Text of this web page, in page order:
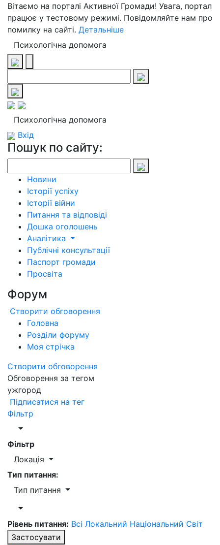
Вітаємо на порталі Активної Громади! Увага, портал
працює у тестовому режимі. Повідомляйте нам про
помилку на сайті. Детальніше
Психологічна допомога
Психологічна допомога
Вхід
Пошук по сайту:
Новини
Історії успіху
Історії війни
Питання та відповіді
Дошка оголошень
Аналітика
Публічні консультації
Паспорт громади
Просвіта
Форум
Створити обговорення
Головна
Розділи форуму
Моя стрічка
Створити обговорення
Обговорення за тегом
ужгород
Підписатися на тег
Фільтр
Фільтр
Локація
Тип питання:
Тип питання
Рівень питання: Всі Локальний Національний Світ
Застосувати